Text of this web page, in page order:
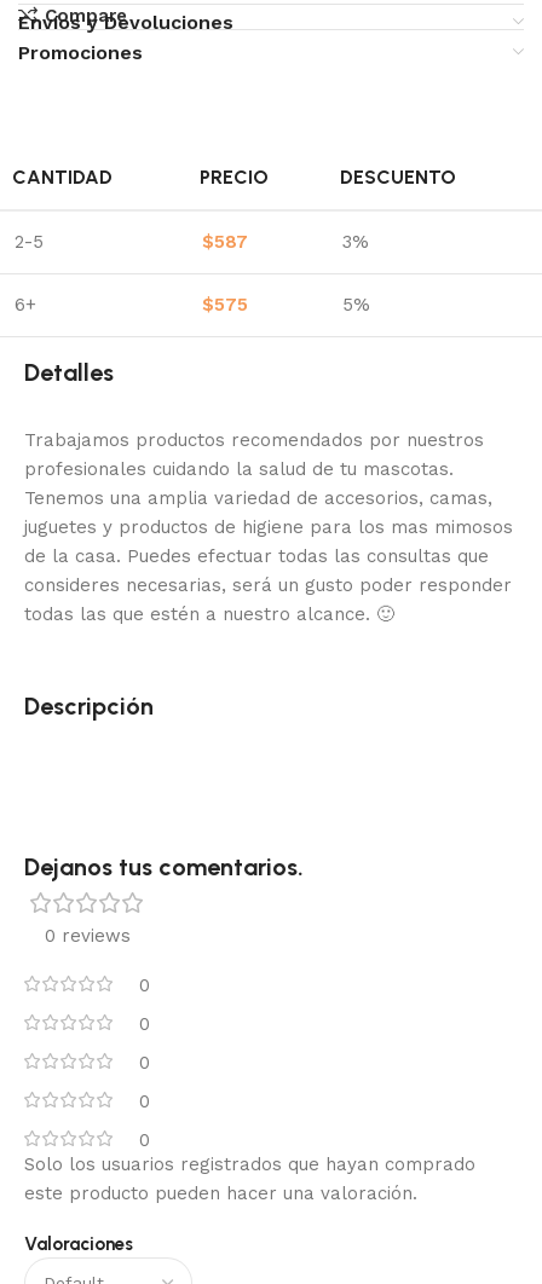
Compare
Envíos y Devoluciones
Promociones
CANTIDAD PRECIO DESCUENTO
2-5 $587 3%
6+ $575 5%
Detalles
Trabajamos productos recomendados por nuestros
profesionales cuidando la salud de tu mascotas.
Tenemos una amplia variedad de accesorios, camas,
juguetes y productos de higiene para los mas mimosos
de la casa. Puedes efectuar todas las consultas que
consideres necesarias, será un gusto poder responder
todas las que estén a nuestro alcance. 🙂
Descripción
Dejanos tus comentarios.
0 reviews
0
0
0
0
0
Valoraciones
Solo los usuarios registrados que hayan comprado
este producto pueden hacer una valoración.